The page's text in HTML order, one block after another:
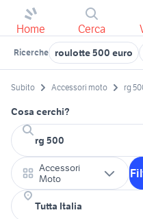
Home Cerca
Ricerche roulotte 500 euro
Subito Accessori moto rg
Cosa cerchi?
Accessori
Moto